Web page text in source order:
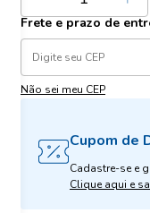
Frete e prazo de
Não sei meu CEP
Cupom de
Cadastre-se e
Clique aqui e